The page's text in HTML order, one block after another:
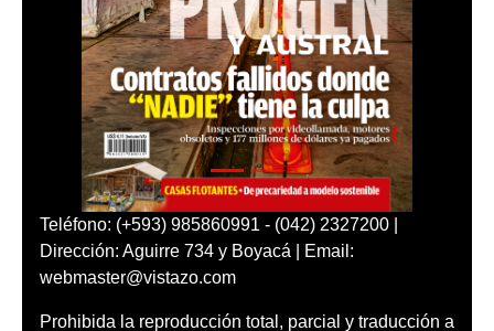
Teléfono: (+593) 985860991 - (042) 2327200 |
Dirección: Aguirre 734 y Boyacá | Email:
webmaster@vistazo.com
Prohibida la reproducción total, parcial y traducción a